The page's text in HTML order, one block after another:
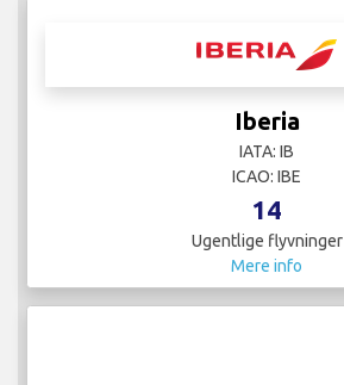
Iberia
IATA: IB
ICAO: IBE
14
Ugentlige flyvninger
Mere info